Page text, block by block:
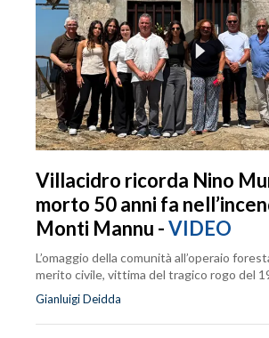
Villacidro ricorda Nino
morto 50 anni fa
Monti Mannu -VIDEO
L’omaggio della comunità all’operaio
merito civile, vittima del tragico rogo del
Gianluigi Deidda